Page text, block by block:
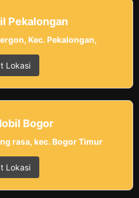
Pekalongan
Kec. Pekalongan,
Lokasi
Bogor
rasa, kec. Bogor Timur
Lokasi